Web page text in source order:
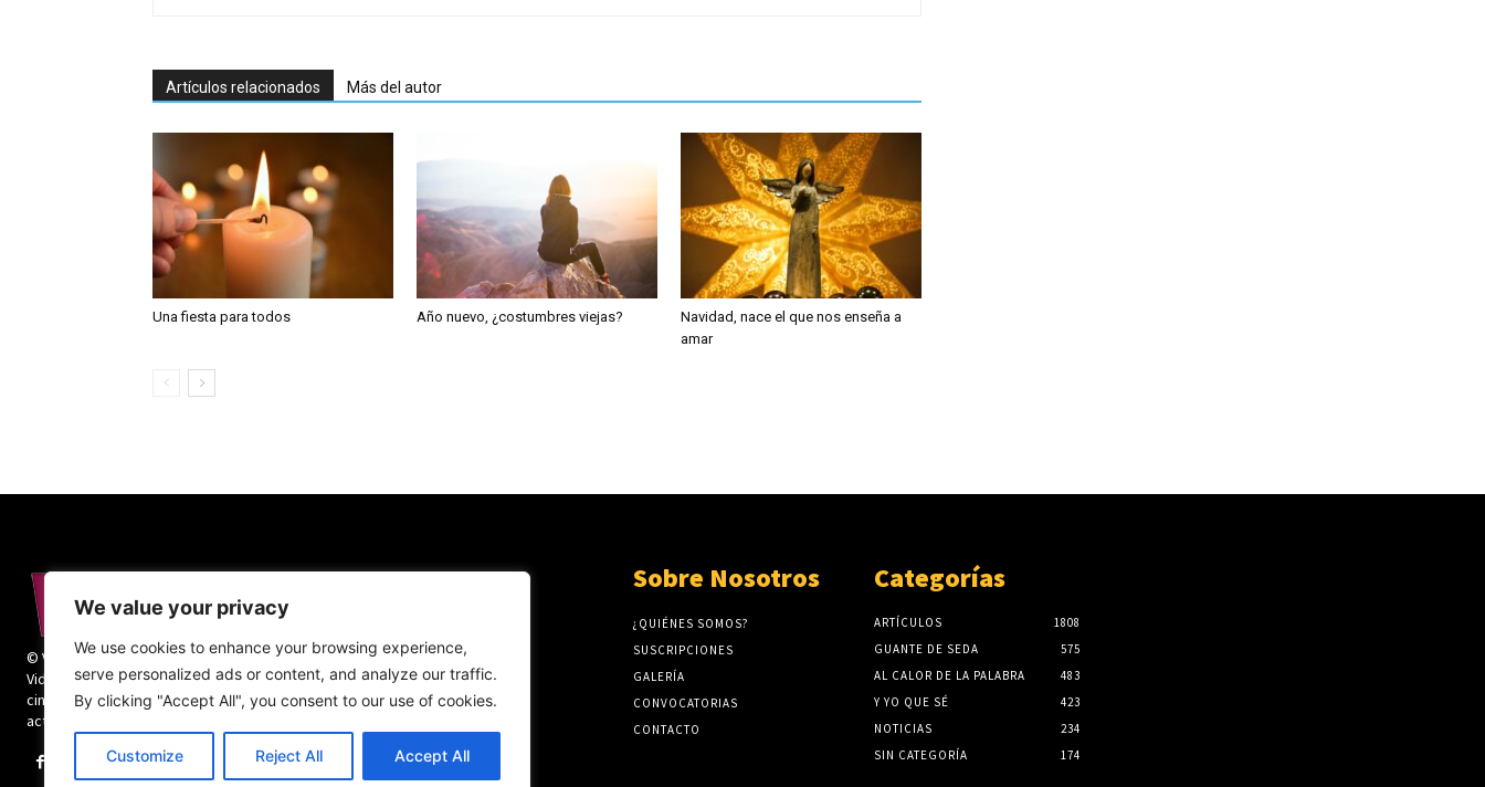
We value your privacy
We use cookies to enhance your browsing experience,
serve personalized ads or content, and analyze our traffic.
By clicking "Accept All", you consent to our use of cookies.
Customize Reject All Accept All
Artículos relacionados Más del autor
Una fiesta para todos Año nuevo, ¿costumbres viejas?
Navidad, nace el que nos enseña a
amar
© Vida Religiosa. Todos los derechos reservados.
Vida Religiosa es una revista mensual y además
cinco números monográficos sobre teología y
actualidad de la vida religiosa.
Sobre Nosotros
¿QUIÉNES SOMOS?
SUSCRIPCIONES
GALERÍA
CONVOCATORIAS
CONTACTO
Categorías
ARTÍCULOS
1808
GUANTE DE SEDA
575
AL CALOR DE LA PALABRA
483
Y YO QUE SÉ
423
NOTICIAS
234
SIN CATEGORÍA
174